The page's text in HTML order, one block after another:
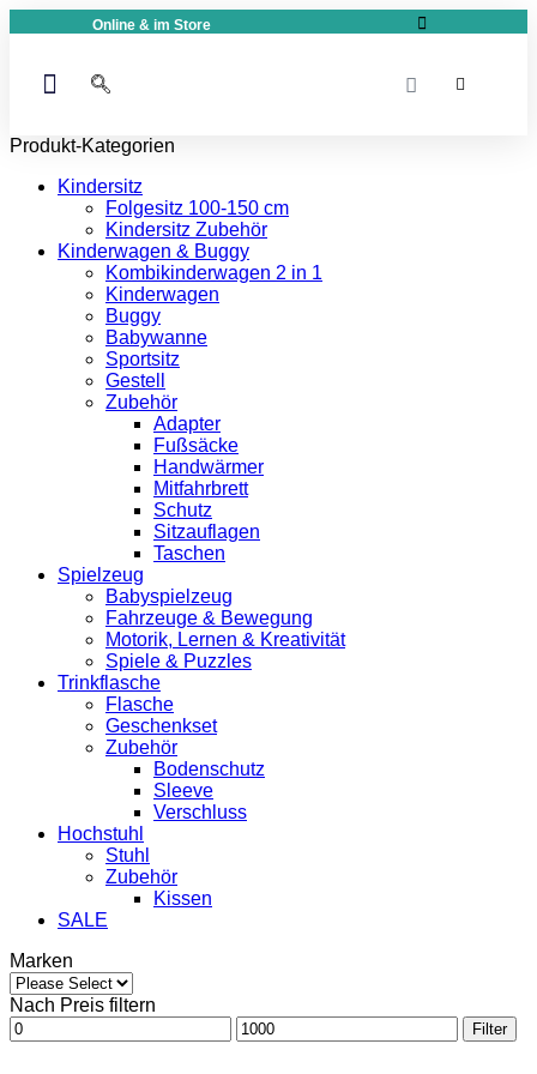
Online & im Store
Produkt-Kategorien
Kindersitz
Folgesitz 100-150 cm
Kindersitz Zubehör
Kinderwagen & Buggy
Kombikinderwagen 2 in 1
Kinderwagen
Buggy
Babywanne
Sportsitz
Gestell
Zubehör
Adapter
Fußsäcke
Handwärmer
Mitfahrbrett
Schutz
Sitzauflagen
Taschen
Spielzeug
Babyspielzeug
Fahrzeuge & Bewegung
Motorik, Lernen & Kreativität
Spiele & Puzzles
Trinkflasche
Flasche
Geschenkset
Zubehör
Bodenschutz
Sleeve
Verschluss
Hochstuhl
Stuhl
Zubehör
Kissen
SALE
Marken
Nach Preis filtern
Filter